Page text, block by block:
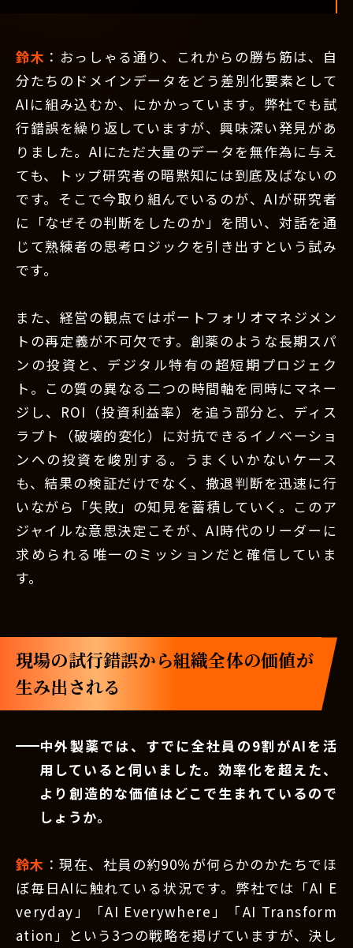
鈴木 ：おっしゃる通り、これからの勝ち筋は、自
分たちのドメインデータをどう差別化要素として
AIに組み込むか、にかかっています。弊社でも試
行錯誤を繰り返していますが、興味深い発見があ
りました。AIにただ大量のデータを無作為に与え
ても、トップ研究者の暗黙知には到底及ばないの
です。そこで今取り組んでいるのが、AIが研究者
に「なぜその判断をしたのか」を問い、対話を通
じて熟練者の思考ロジックを引き出すという試み
です。
また、経営の観点ではポートフォリオマネジメン
トの再定義が不可欠です。創薬のような長期スパ
ンの投資と、デジタル特有の超短期プロジェク
ト。この質の異なる二つの時間軸を同時にマネー
ジし、ROI（投資利益率）を追う部分と、ディス
ラプト（破壊的変化）に対抗できるイノベーショ
ンへの投資を峻別する。うまくいかないケース
も、結果の検証だけでなく、撤退判断を迅速に行
いながら「失敗」の知見を蓄積していく。このア
ジャイルな意思決定こそが、AI時代のリーダーに
求められる唯一のミッションだと確信していま
す。
現場の試行錯誤から組織全体の価値が
生み出される
中外製薬では、すでに全社員の9割がAIを活
用していると伺いました。効率化を超えた、
より創造的な価値はどこで生まれているので
しょうか。
鈴木 ：現在、社員の約90％が何らかのかたちでほ
ぼ毎日AIに触れている状況です。弊社では「AI E
veryday」「AI Everywhere」「AI Transform
ation」という3つの戦略を掲げていますが、決し